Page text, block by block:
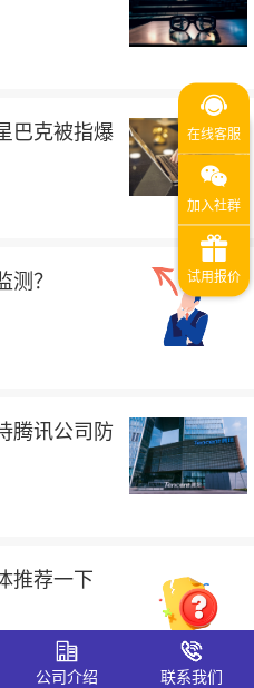
巴克被指爆
？
腾讯公司防
推荐一下
公司介绍 联系我们